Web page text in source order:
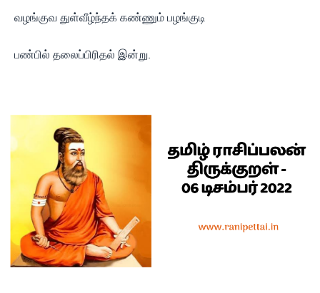
வழங்குவ துள்வீழ்ந்தக் கண்ணும் பழங்குடி
பண்பில் தலைப்பிரிதல் இன்று.